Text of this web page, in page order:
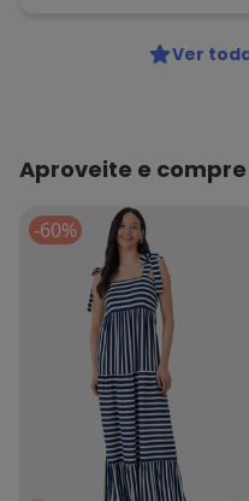
Ver
Aproveite e
-60%